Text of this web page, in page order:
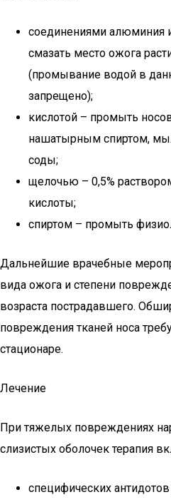
соединениями алюминия
смазать место ожога
(промывание водой в
запрещено);
кислотой – промыть
нашатырным спиртом,
соды;
щелочью – 0,5%
кислоты;
спиртом – промыть
Дальнейшие врачебные
вида ожога и степени
возраста пострадавшего.
повреждения тканей носа
стационаре.
Лечение
При тяжелых повреждениях
слизистых оболочек терапия
специфических